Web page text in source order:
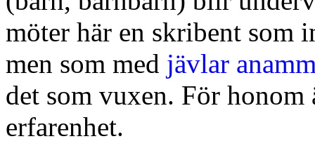
möter här en skribent som
men som med jävlar
det som vuxen. För honom
erfarenhet.